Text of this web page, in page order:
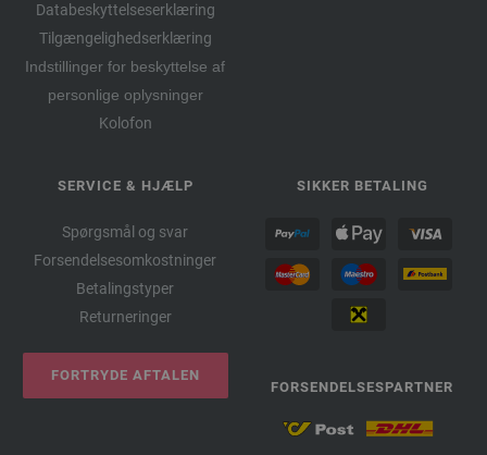
Databeskyttelseserklæring
Tilgængelighedserklæring
Indstillinger for beskyttelse af
personlige oplysninger
Kolofon
SERVICE & HJÆLP
Spørgsmål og svar
Forsendelsesomkostninger
Betalingstyper
Returneringer
FORTRYDE AFTALEN
SIKKER BETALING
FORSENDELSESPARTNER